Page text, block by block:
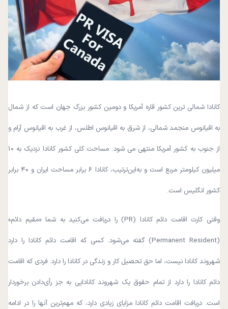
کانادا شمالی ترین کشور قاره آمریکا و دومین کشور بزرگ جهان است که از شمال
به اقیانوس منجمد شمالی، از شرق به اقیانوس اطلس، از غرب به اقیانوس آرام و
از جنوب به کشور آمریکا منتهی می شود. مساحت کلی کشور کانادا نزدیک به 10
میلیون کیلومتر مربع است و به‌این‌ترتیب، کانادا ۶ برابر مساحت ایران و ۴۰ برابر
کشور انگلیس است.
وقتی کارت اقامت دائم کانادا (PR) را دریافت می‌کنید به شما «مقیم دائم»
(Permanent Resident) گفته می‌شود. کسی که اقامت دائم کانادا را دارد
شهروند کانادا نیست، اما حق تحصیل کار و زندگی در کانادا را دارد. فردی که اقامت
دائم کانادا را دارد از تمام حقوق یک شهروند کانادایی به‌ جز رأی‌دادن برخوردار
است. دریافت اقامت دائم کانادا مزایای زیادی دارد، که مهم‌ترین آنها را در ادامه